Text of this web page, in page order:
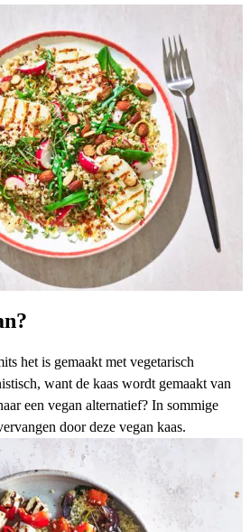
het is gemaakt met vegetarisch
want de kaas wordt gemaakt van
een vegan alternatief? In sommige
door deze vegan kaas.